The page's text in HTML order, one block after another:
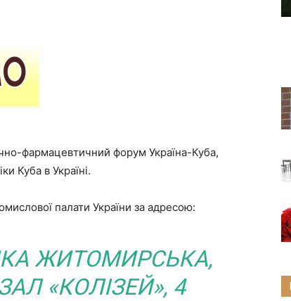
фармацевтичний форум Україна-Куба,
Куба в Україні.
палати України за адресою:
ЖИТОМИРСЬКА,
«КОЛІЗЕЙ», 4